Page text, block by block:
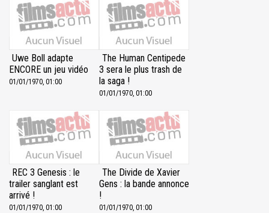
Uwe Boll adapte
ENCORE un jeu vidéo
01/01/1970, 01:00
The Human Centipede
3 sera le plus trash de
la saga !
01/01/1970, 01:00
REC 3 Genesis : le
trailer sanglant est
arrivé !
01/01/1970, 01:00
The Divide de Xavier
Gens : la bande annonce
!
01/01/1970, 01:00